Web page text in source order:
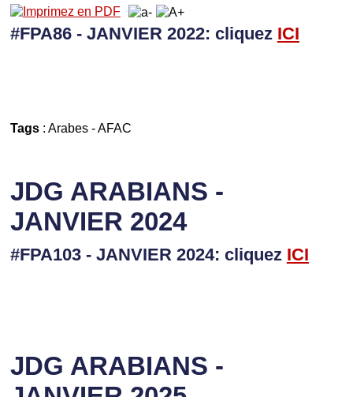
#FPA86 - JANVIER 2022: cliquez ICI
Tags: Arabes-AFAC
JDG ARABIANS -
JANVIER 2024
#FPA103 - JANVIER 2024: cliquez ICI
JDG ARABIANS -